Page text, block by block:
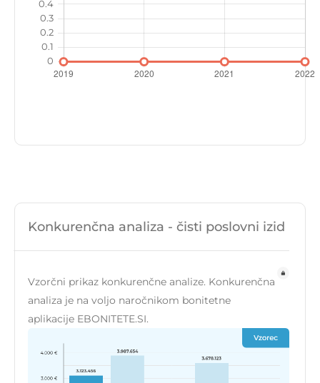
Konkurenčna analiza - čisti poslovni izid
Vzorčni prikaz konkurenčne analize. Konkurenčna
analiza je na voljo naročnikom bonitetne
aplikacije EBONITETE.SI.